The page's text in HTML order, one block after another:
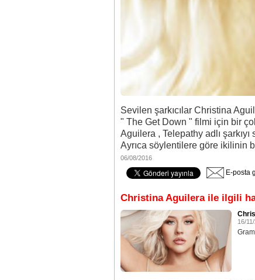
Sevilen şarkıcılar Christina
" The Get Down " filmi için bir
Aguilera , Telepathy adlı
Ayrıca söylentilere göre ikilinin
06/08/2016
E-posta
Christina Aguilera ile ilgili
16/